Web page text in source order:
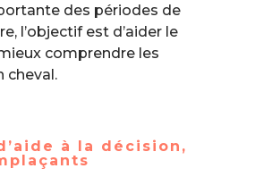
des périodes de
l’objectif est d’aider le
comprendre les
cheval.
à la décision,